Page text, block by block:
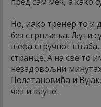
Но, иако тренер то и
без стрпљења. Љути
шефа стручног
странце. А на све то
незадовољни
Полетановића и
чак и клупе.